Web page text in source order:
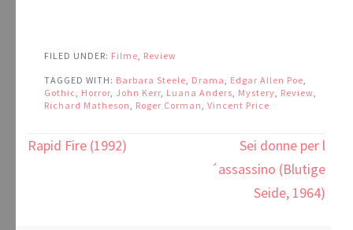
FILED UNDER: Filme, Review
TAGGED WITH: Barbara Steele, Drama, Edgar Allen Poe,
Gothic, Horror, John Kerr, Luana Anders, Mystery, Review,
Richard Matheson, Roger Corman, Vincent Price
Beitragsnavigation
Rapid Fire (1992)
Sei donne per l
´assassino (Blutige
Seide, 1964)